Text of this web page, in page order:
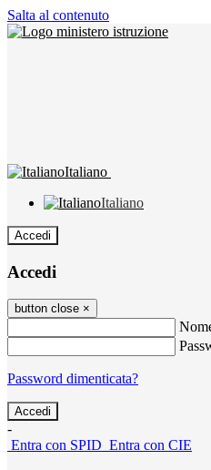
Salta al contenuto
Italiano
Italiano
Accedi
Accedi
button close ×
Password dimenticata?
-
Entra con SPID Entra con CIE